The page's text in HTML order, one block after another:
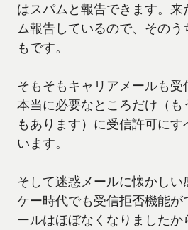
はスパムと報告できます。
ム報告しているので、その
もです。
そもそもキャリアメールも受
本当に必要なところだけ（も
もあります）に受信許可に
います。
そして迷惑メールに懐かしい
ケー時代でも受信拒否機能が
ールはほぼなくなりましたか